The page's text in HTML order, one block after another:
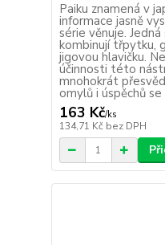
Paiku znamená v
informace jasně
série věnuje.
kombinují třpytku,
jigovou hlavičku.
účinnosti této
mnohokrát
omylů i úspěchů se
163 Kč/ks
134,71 Kč bez DPH